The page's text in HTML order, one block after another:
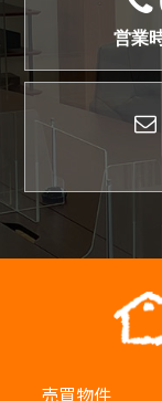
営業
売買物件